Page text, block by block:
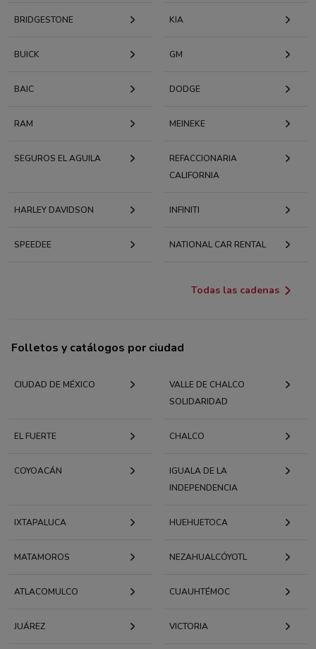
BRIDGESTONE KIA
BUICK GM
BAIC DODGE
RAM MEINEKE
SEGUROS EL AGUILA
REFACCIONARIA
CALIFORNIA
HARLEY DAVIDSON INFINITI
SPEEDEE NATIONAL CAR RENTAL
Todas las cadenas
Folletos y catálogos por ciudad
CIUDAD DE MÉXICO
VALLE DE CHALCO
SOLIDARIDAD
EL FUERTE CHALCO
COYOACÁN
IGUALA DE LA
INDEPENDENCIA
IXTAPALUCA HUEHUETOCA
MATAMOROS NEZAHUALCÓYOTL
ATLACOMULCO CUAUHTÉMOC
JUÁREZ VICTORIA